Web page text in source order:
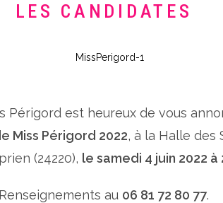
LES CANDIDATES
Périgord est heureux de vous
Miss Périgord 2022, à la Halle des
(24220), le samedi 4 juin 2022 à
Renseignements au 06 81 72 80 77.